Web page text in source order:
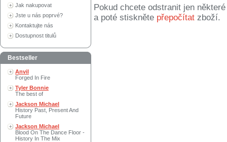
Jak nakupovat
Jste u nás poprvé?
Kontaktujte nás
Dostupnost titulů
Bestseller
Anvil
Forged In Fire
Tyler Bonnie
The best of
Jackson Michael
History Past, Present And
Future
Jackson Michael
Blood On The Dance Floor -
History In The Mix
Pokud chcete odstranit jen
a poté stiskněte přepočítat zboží.